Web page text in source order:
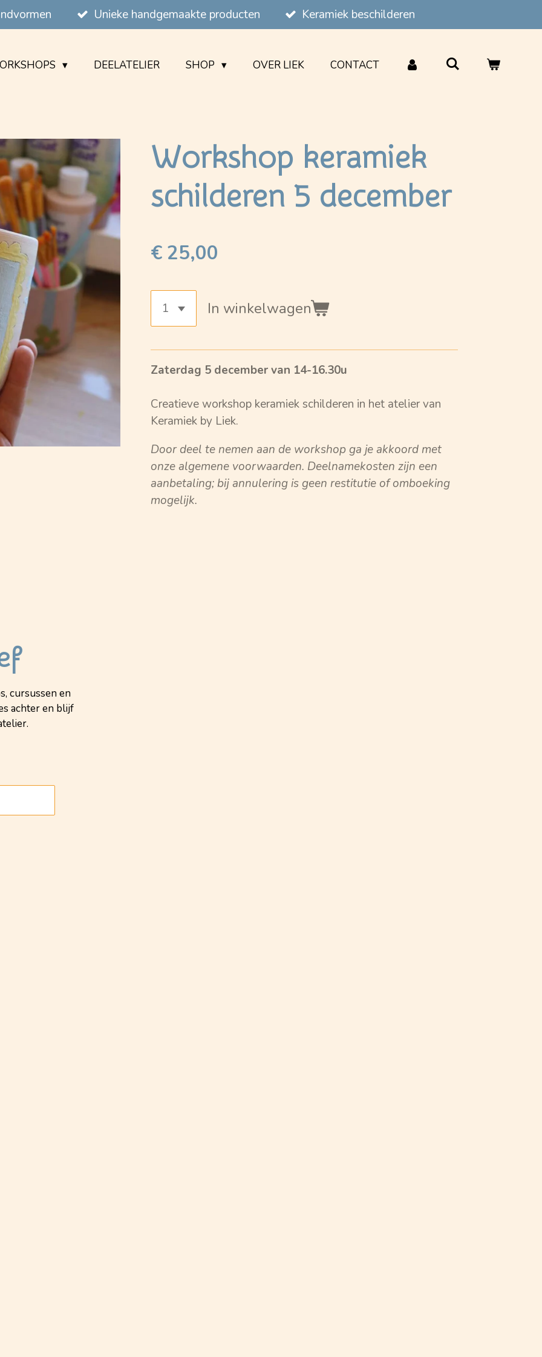
Unieke handgemaakte producten Keramiek beschilderen
DEELATELIER SHOP OVER LIEK CONTACT
Workshop keramiek
schilderen 5 december
€ 25,00
In winkelwagen
Zaterdag 5 decembervan 14-16.30u
Creatieve workshop keramiek schilderen in het atelier van
Keramiek by Liek.
Door deel te nemen aan de workshop ga je akkoord met
onze algemene voorwaarden. Deelnamekosten zijn een
aanbetaling; bij annulering is geen restitutie of omboeking
mogelijk.
cursussen en
achter en blijf